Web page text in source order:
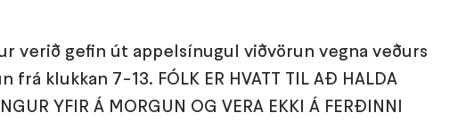
verið gefin út appelsínugul viðvörun vegna veðurs
klukkan 7-13. FÓLK ER HVATT TIL AÐ HALDA
YFIR Á MORGUN OG VERA EKKI Á FERÐINNI